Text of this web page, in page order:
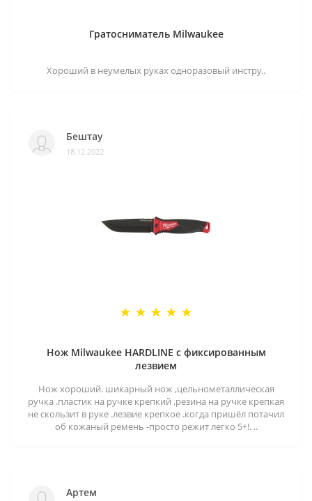
Гратосниматель Milwaukee
Хороший в неумелых руках одноразовый инстру..
Бештау
18.12.2022
Нож Milwaukee HARDLINE с фиксированным
лезвием
Нож хороший. шикарный нож ,цельнометаллическая
ручка .пластик на ручке крепкий ,резина на ручке крепкая
не скользит в руке .лезвие крепкое .когда пришёл потачил
об кожаный ремень -просто режит легко 5+!. ..
Артем